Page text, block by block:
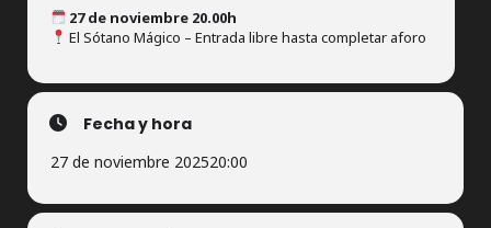
27 de noviembre 20.00h
El Sótano Mágico – Entrada libre hasta completar aforo
Fecha y hora
27 de noviembre 202520:00